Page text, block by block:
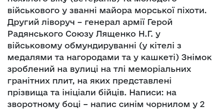
військового у званні майора морської піхоти.
Другий ліворуч – генерал армії Герой
Радянського Союзу Лященко Н.Г. у
військовому обмундируванні (у кітелі з
медалями та нагородами та у кашкеті) Знімок
зроблений на вулиці на тлі меморіальних
гранітних плит, на яких представлені
прізвища та ініціали бійців. Написи: на
зворотному боці – напис синім чорнилом у 2